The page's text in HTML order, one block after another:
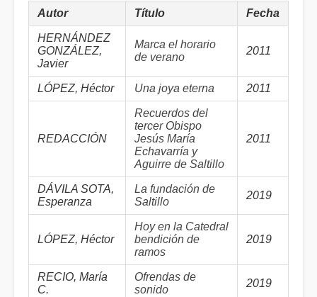
Autor Título Fecha
HERNÁNDEZ
GONZÁLEZ,
Javier
Marca el horario
de verano
2011
LÓPEZ, Héctor Una joya eterna 2011
REDACCIÓN
Recuerdos del
tercer Obispo
Jesús María
Echavarría y
Aguirre de Saltillo
2011
DÁVILA SOTA,
Esperanza
La fundación de
Saltillo
2019
LÓPEZ, Héctor
Hoy en la Catedral
bendición de
ramos
2019
RECIO, María
C.
Ofrendas de
sonido
2019